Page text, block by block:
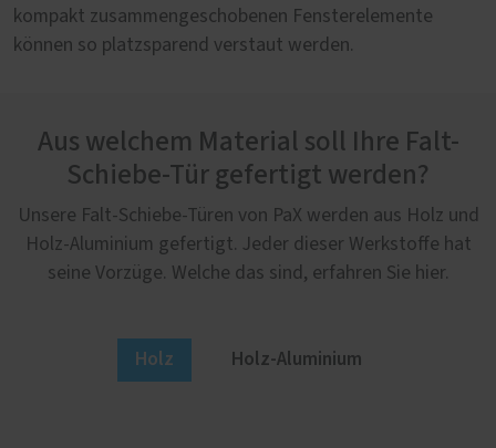
kompakt zusammengeschobenen Fensterelemente
können so platzsparend verstaut werden.
Aus welchem Material soll Ihre Falt-
Schiebe-Tür gefertigt werden?
Unsere Falt-Schiebe-Türen von PaX werden aus Holz und
Holz-Aluminium gefertigt. Jeder dieser Werkstoffe hat
seine Vorzüge. Welche das sind, erfahren Sie hier.
Holz Holz-Aluminium